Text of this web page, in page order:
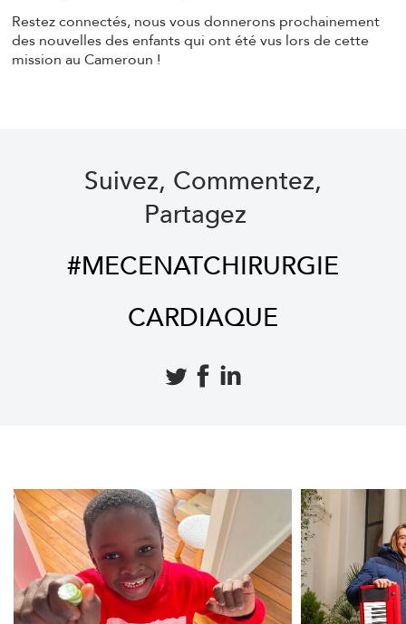
Restez connectés, nous vous donnerons prochainement
des nouvelles des enfants qui ont été vus lors de cette
mission au Cameroun !
Suivez, Commentez,
Partagez
#MECENATCHIRURGIE
CARDIAQUE